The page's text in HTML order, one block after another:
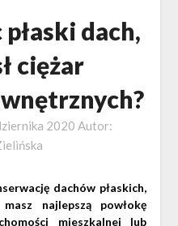
dach,
ciężar
2020 Autor:
dachów płaskich,
najlepszą powłokę
mieszkalnej lub